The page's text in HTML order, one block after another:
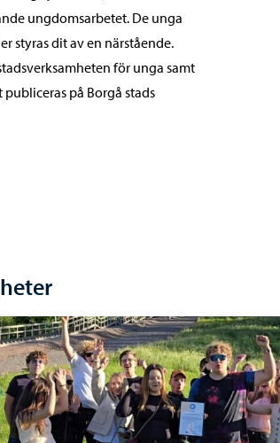
ungdomsarbetet. De unga
styras dit av en närstående.
för unga samt
på Borgå stads